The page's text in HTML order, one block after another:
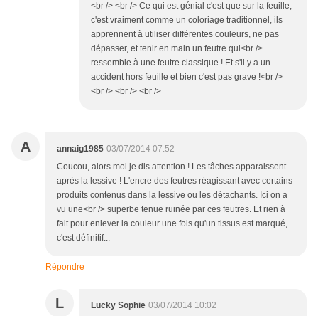
<br /> <br /> Ce qui est génial c'est que sur la feuille,
c'est vraiment comme un coloriage traditionnel, ils
apprennent à utiliser différentes couleurs, ne pas
dépasser, et tenir en main un feutre qui<br />
ressemble à une feutre classique ! Et s'il y a un
accident hors feuille et bien c'est pas grave !<br />
<br /> <br /> <br />
A annaig1985 03/07/2014 07:52
Coucou, alors moi je dis attention ! Les tâches apparaissent
après la lessive ! L'encre des feutres réagissant avec certains
produits contenus dans la lessive ou les détachants. Ici on a
vu une<br /> superbe tenue ruinée par ces feutres. Et rien à
fait pour enlever la couleur une fois qu'un tissus est marqué,
c'est définitif...
Répondre
L Lucky Sophie 03/07/2014 10:02